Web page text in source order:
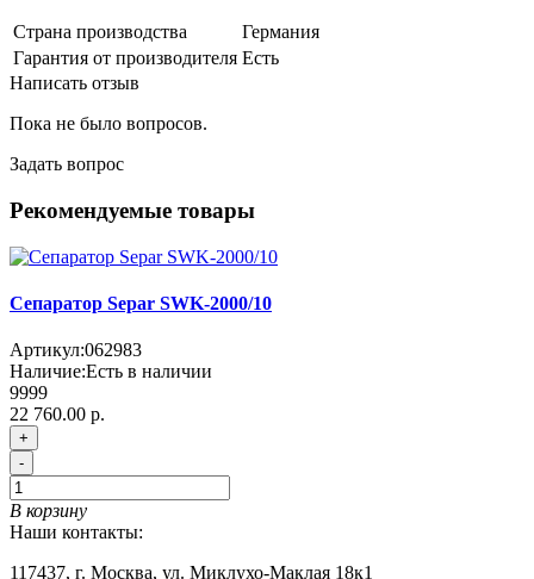
Страна производства
Германия
Гарантия от производителя Есть
Написать отзыв
Пока не было вопросов.
Задать вопрос
Рекомендуемые товары
Сепаратор Separ SWK-2000/10
Артикул:062983
Наличие:Есть в наличии
9999
22 760.00 р.
+
-
В корзину
Наши контакты:
117437, г. Москва, ул. Миклухо-Маклая 18к1